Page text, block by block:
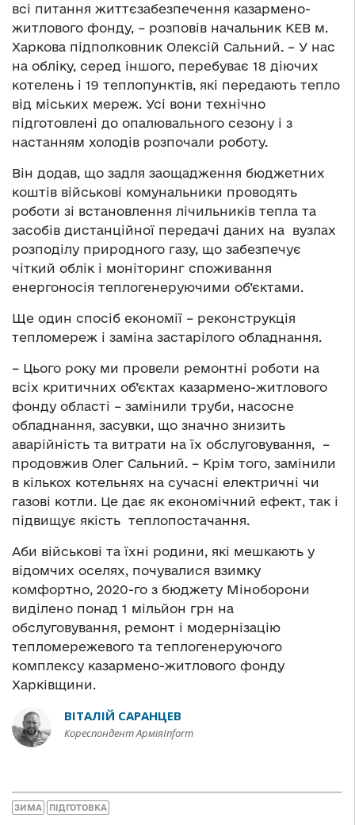
всі питання життєзабезпечення казармено-
житлового фонду, – розповів начальник КЕВ м.
Харкова підполковник Олексій Сальний. – У нас
на обліку, серед іншого, перебуває 18 діючих
котелень і 19 теплопунктів, які передають тепло
від міських мереж. Усі вони технічно
підготовлені до опалювального сезону і з
настанням холодів розпочали роботу.
Він додав, що задля заощадження бюджетних
коштів військові комунальники проводять
роботи зі встановлення лічильників тепла та
засобів дистанційної передачі даних на вузлах
розподілу природного газу, що забезпечує
чіткий облік і моніторинг споживання
енергоносія теплогенеруючими об’єктами.
Ще один спосіб економії – реконструкція
тепломереж і заміна застарілого обладнання.
– Цього року ми провели ремонтні роботи на
всіх критичних об’єктах казармено-житлового
фонду області – замінили труби, насосне
обладнання, засувки, що значно знизить
аварійність та витрати на їх обслуговування, –
продовжив Олег Сальний. – Крім того, замінили
в кількох котельнях на сучасні електричні чи
газові котли. Це дає як економічний ефект, так і
підвищує якість теплопостачання.
Аби військові та їхні родини, які мешкають у
відомчих оселях, почувалися взимку
комфортно, 2020-го з бюджету Міноборони
виділено понад 1 мільйон грн на
обслуговування, ремонт і модернізацію
тепломережевого та теплогенеруючого
комплексу казармено-житлового фонду
Харківщини.
ВІТАЛІЙ САРАНЦЕВ
Кореспондент АрміяInform
ЗИМА ПІДГОТОВКА